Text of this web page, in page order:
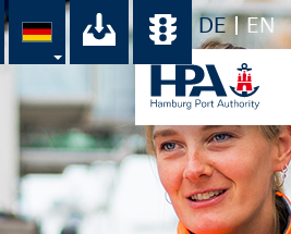
DE EN
Suche Ihr Download-